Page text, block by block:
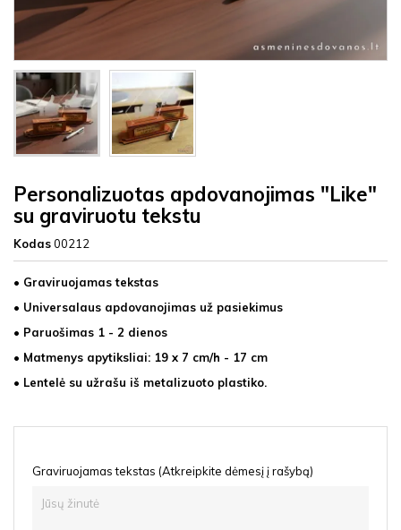
Personalizuotas apdovanojimas "Like"
su graviruotu tekstu
Kodas00212
• Graviruojamas tekstas
• Universalaus apdovanojimas už pasiekimus
• Paruošimas 1 - 2 dienos
• Matmenys apytiksliai: 19 x 7 cm/h - 17 cm
• Lentelė su užrašu iš metalizuoto plastiko.
Graviruojamas tekstas (Atkreipkite dėmesį į rašybą)